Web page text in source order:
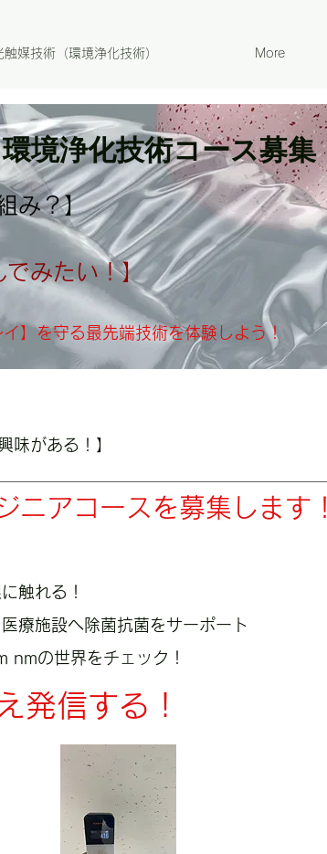
媒技術（環境浄化技術） More
み？】
でみたい！】
境浄化技術コース募集
】を守る最先端技術を体験しよう！
味がある！】
ニアコースを募集します！
触れる！
療施設へ除菌抗菌をサーポート
nmの世界をチェック！
発信する！